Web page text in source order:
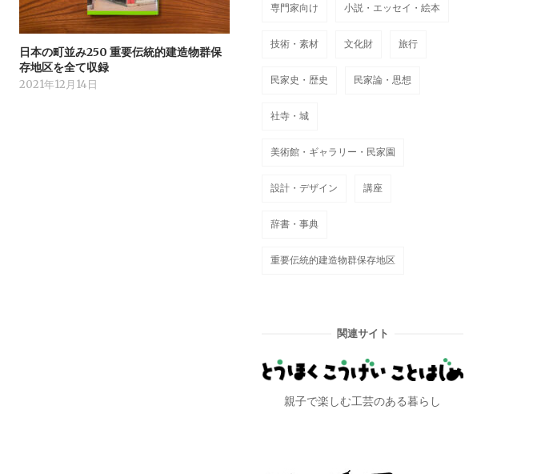
日本の町並み250 重要伝統的建造物群保
存地区を全て収録
2021年12月14日
専門家向け 小説・エッセイ・絵本
技術・素材 文化財 旅行
民家史・歴史 民家論・思想
社寺・城
美術館・ギャラリー・民家園
設計・デザイン 講座
辞書・事典
重要伝統的建造物群保存地区
関連サイト
親子で楽しむ工芸のある暮らし